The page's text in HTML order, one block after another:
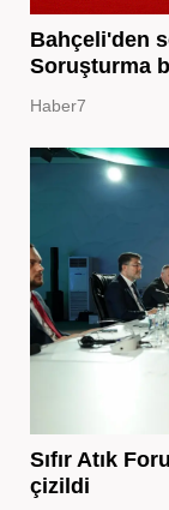
Bahçeli'den
Soruşturma
Haber7
Sıfır Atık
çizildi